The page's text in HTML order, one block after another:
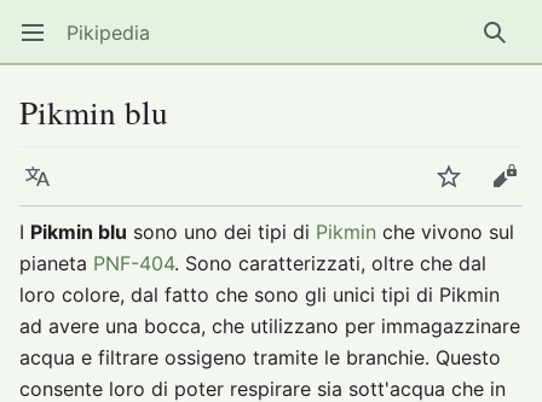
Apri il menu principale Pikipedia
Pikmin blu
Lingua Segui
I Pikmin blu sono uno dei tipi di Pikmin che vivono sul
pianeta PNF-404. Sono caratterizzati, oltre che dal
loro colore, dal fatto che sono gli unici tipi di Pikmin
ad avere una bocca, che utilizzano per immagazzinare
acqua e filtrare ossigeno tramite le branchie. Questo
consente loro di poter respirare sia sott'acqua che in